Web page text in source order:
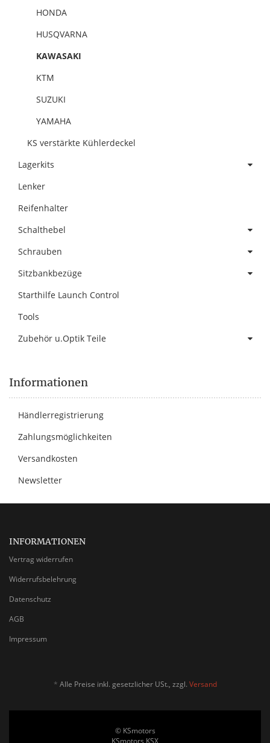
HONDA
HUSQVARNA
KAWASAKI
KTM
SUZUKI
YAMAHA
KS verstärkte Kühlerdeckel
Lagerkits
Lenker
Reifenhalter
Schalthebel
Schrauben
Sitzbankbezüge
Starthilfe Launch Control
Tools
Zubehör u.Optik Teile
Informationen
Händlerregistrierung
Zahlungsmöglichkeiten
Versandkosten
Newsletter
INFORMATIONEN
Vertrag widerrufen
Widerrufsbelehrung
Datenschutz
AGB
Impressum
* Alle Preise inkl. gesetzlicher USt., zzgl. Versand
© KSmotors
KSmotors KSX